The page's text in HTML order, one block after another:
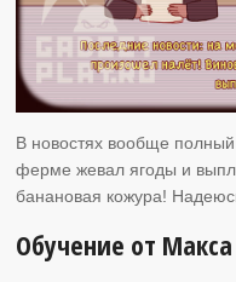
В новостях вообще
ферме жевал ягоды и
банановая кожура!
Обучение от Макса